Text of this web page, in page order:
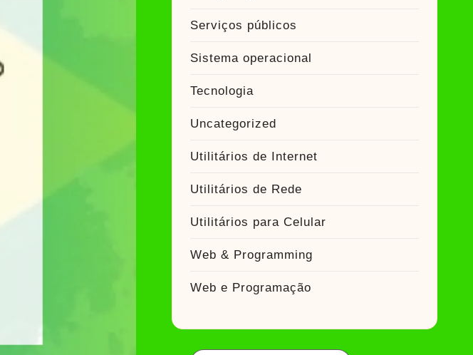
Serviços públicos
Sistema operacional
Tecnologia
Uncategorized
Utilitários de Internet
Utilitários de Rede
Utilitários para Celular
Web & Programming
Web e Programação